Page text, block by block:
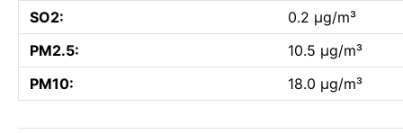
SO2:
0.2 µg/m³
PM2.5:
10.5 µg/m³
PM10:
18.0 µg/m³